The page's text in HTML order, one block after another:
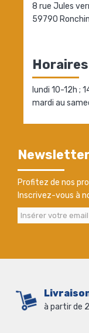
8 rue Jules
59790 Ronchin
Horaires
lundi 10-12h ;
mardi au
Profitez de nos
Inscrivez-vous à
à partir de